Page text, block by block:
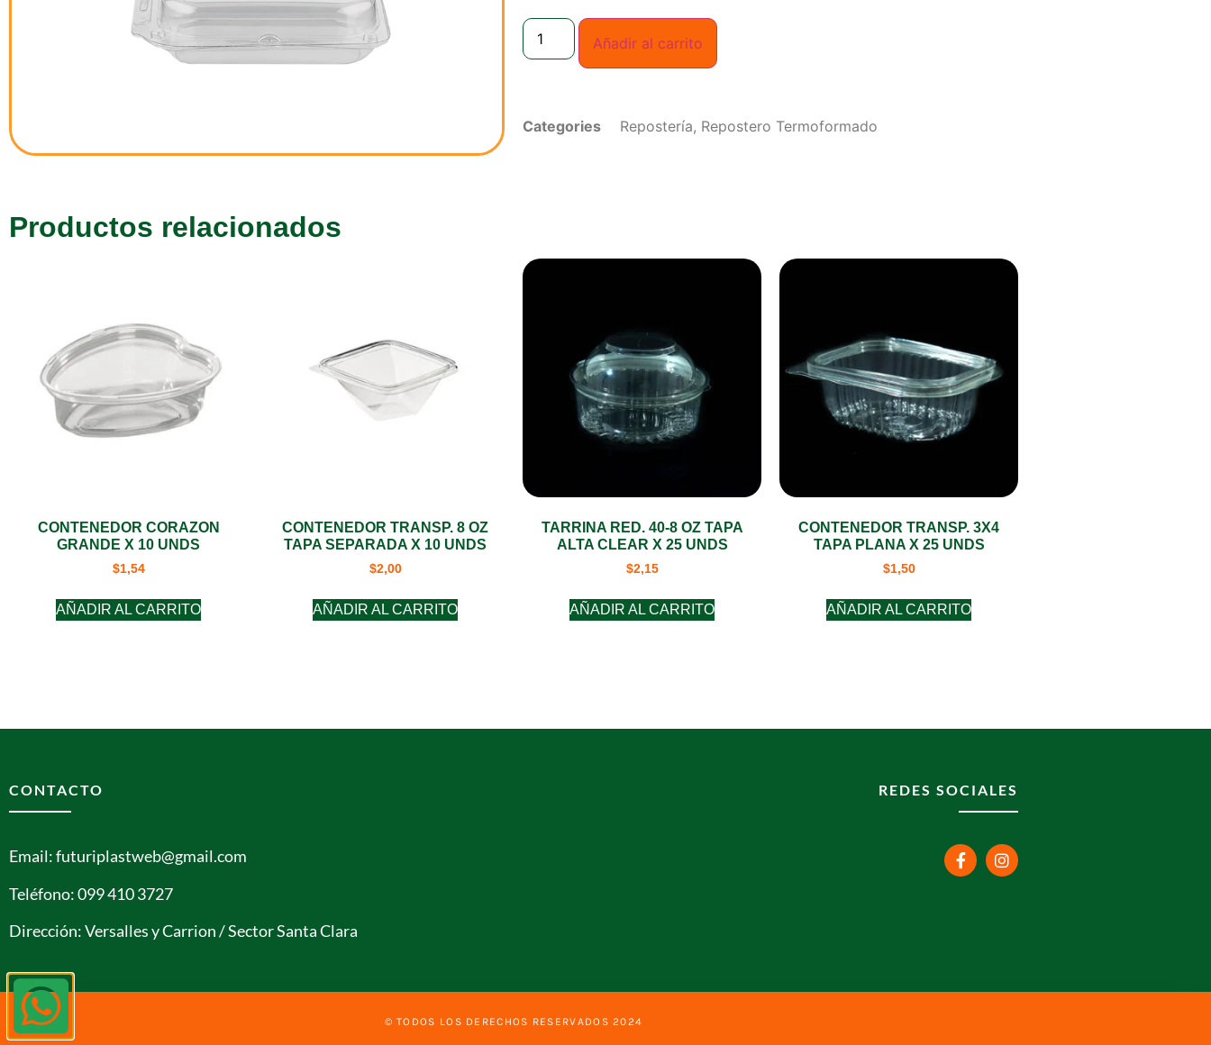
Añadir al carrito
Categories Repostería, Repostero Termoformado
Productos relacionados
CONTENEDOR CORAZON
GRANDE X 10 UNDS
$1,54
AÑADIR AL CARRITO
CONTENEDOR TRANSP. 8 OZ
TAPA SEPARADA X 10 UNDS
$2,00
AÑADIR AL CARRITO
TARRINA RED. 40-8 OZ TAPA
ALTA CLEAR X 25 UNDS
$2,15
AÑADIR AL CARRITO
CONTENEDOR TRANSP. 3X4
TAPA PLANA X 25 UNDS
$1,50
AÑADIR AL CARRITO
CONTACTO
Email: futuriplastweb@gmail.com
Teléfono: 099 410 3727
Dirección: Versalles y Carrion / Sector Santa Clara
REDES SOCIALES
© TODOS LOS DERECHOS RESERVADOS 2024